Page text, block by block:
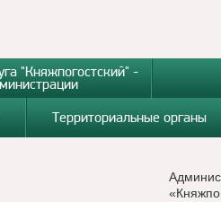
"Княжпогостский" -
Территориальные органы